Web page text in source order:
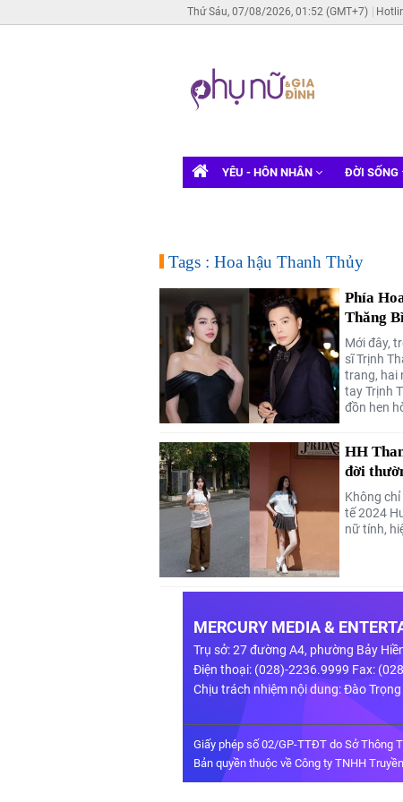
Thứ Sáu, 07/08/2026, 01:52 (GMT+7)
YÊU - HÔN NHÂN ĐỜI SỐNG
Tags : Hoa hậu Thanh Thủy
Phía
Thăng
Mới đây,
sĩ Trịnh
trang, hai
tay Trịnh
đồn hẹn
HH
đời
Không
tế 2024
nữ tính,
MERCURY MEDIA &
Trụ sở: 27 đường A4, phường Bảy
Điện thoại: (028)-2236.9999 Fax:
Chịu trách nhiệm nội dung: Đào
Giấy phép số 02/GP-TTĐT do Sở Thông
Bản quyền thuộc về Công ty TNHH